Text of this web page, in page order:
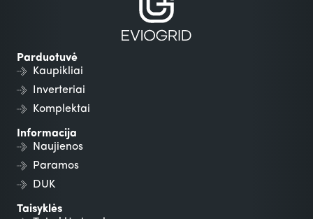
Parduotuvė
Kaupikliai
Inverteriai
Komplektai
Informacija
Naujienos
Paramos
DUK
Taisyklės